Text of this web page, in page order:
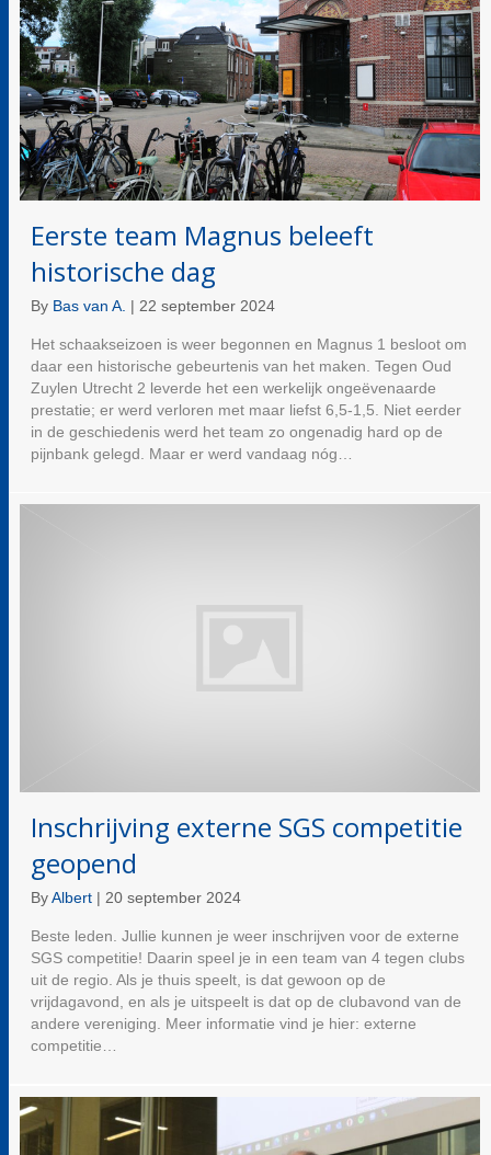
Eerste team Magnus beleeft
historische dag
By Bas van A. | 22 september 2024
Het schaakseizoen is weer begonnen en Magnus 1 besloot om
daar een historische gebeurtenis van het maken. Tegen Oud
Zuylen Utrecht 2 leverde het een werkelijk ongeëvenaarde
prestatie; er werd verloren met maar liefst 6,5-1,5. Niet eerder
in de geschiedenis werd het team zo ongenadig hard op de
pijnbank gelegd. Maar er werd vandaag nóg…
Inschrijving externe SGS competitie
geopend
ByAlbert | 20 september 2024
Beste leden. Jullie kunnen je weer inschrijven voor de externe
SGS competitie! Daarin speel je in een team van 4 tegen clubs
uit de regio. Als je thuis speelt, is dat gewoon op de
vrijdagavond, en als je uitspeelt is dat op de clubavond van de
andere vereniging. Meer informatie vind je hier: externe
competitie…